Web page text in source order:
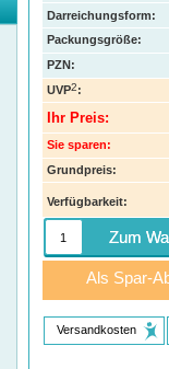
Darreichungsform:
Packungsgröße:
PZN:
UVP2:
Ihr Preis:
Sie sparen:
Grundpreis:
Verfügbarkeit:
Zum
Als Spar-
Versandkosten